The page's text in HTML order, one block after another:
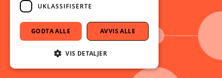
Youtube
LinkedIn
TikTok
UKLASSIFISERTE
GODTA ALLE AVVIS ALLE
VIS DETALJER